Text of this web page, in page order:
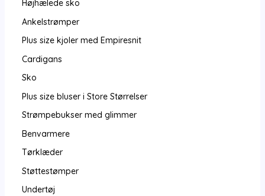
Højhælede sko
Ankelstrømper
Plus size kjoler med Empiresnit
Cardigans
Sko
Plus size bluser i Store Størrelser
Strømpebukser med glimmer
Benvarmere
Tørklæder
Støttestømper
Undertøj